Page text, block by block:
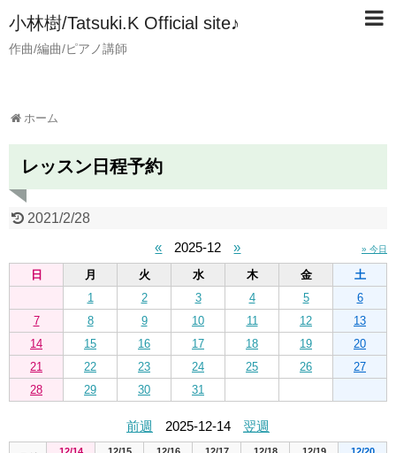
小林樹/Tatsuki.K Official site♪
作曲/編曲/ピアノ講師
ホーム
レッスン日程予約
2021/2/28
«
2025-12 » » 今日
日 月 火 水 木 金
土
1
2 3 4 5
6
7
8 9 10 11 12
13
14
15 16 17 18 19
20
21
22 23 24 25 26
27
28
29 30 31
前週 2025-12-14 翌週